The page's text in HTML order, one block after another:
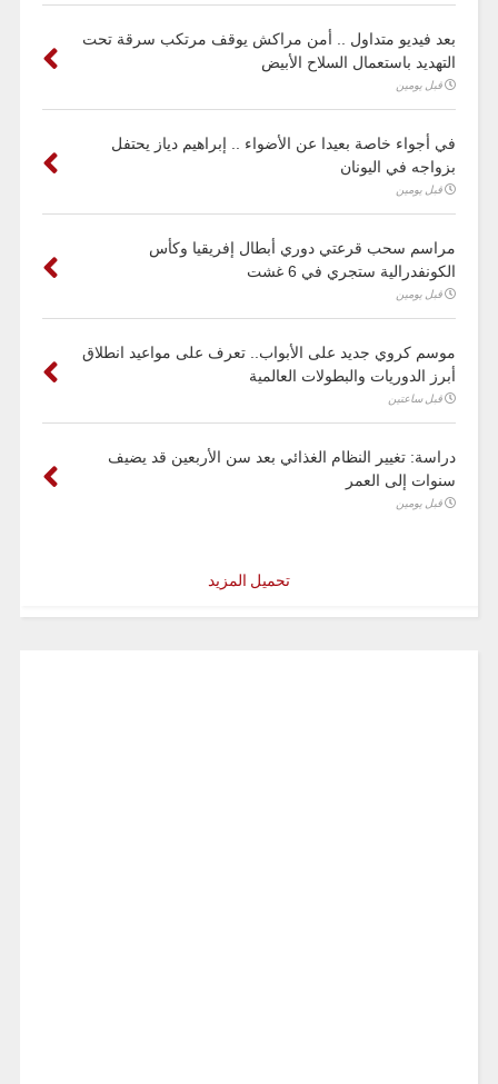
بعد فيديو متداول .. أمن مراكش يوقف مرتكب سرقة تحت
التهديد باستعمال السلاح الأبيض
قبل يومين
في أجواء خاصة بعيدا عن الأضواء .. إبراهيم دياز يحتفل
بزواجه في اليونان
قبل يومين
مراسم سحب قرعتي دوري أبطال إفريقيا وكأس
الكونفدرالية ستجري في 6 غشت
قبل يومين
موسم كروي جديد على الأبواب.. تعرف على مواعيد انطلاق
أبرز الدوريات والبطولات العالمية
قبل ساعتين
دراسة: تغيير النظام الغذائي بعد سن الأربعين قد يضيف
سنوات إلى العمر
قبل يومين
تحميل المزيد